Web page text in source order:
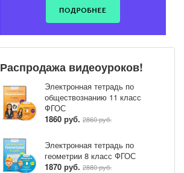
Распродажа видеоуроков!
Электронная тетрадь по
обществознанию 11 класс
ФГОС
1860 руб. 2860 руб.
Электронная тетрадь по
геометрии 8 класс ФГОС
1870 руб. 2880 руб.